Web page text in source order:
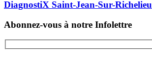
DiagnostiX Saint-Jean-Sur-Richelieu
Abonnez-vous à notre Infolettre